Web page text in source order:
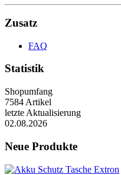
Zusatz
FAQ
Statistik
Shopumfang
7584 Artikel
letzte Aktualisierung
02.08.2026
Neue Produkte